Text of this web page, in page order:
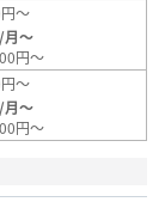
～
月～
円～
～
月～
円～